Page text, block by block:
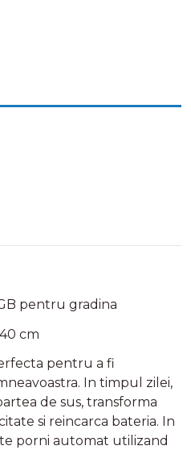
pentru gradina
cm
pentru a fi
In timpul zilei,
de sus, transforma
si reincarca bateria. In
porni automat utilizand